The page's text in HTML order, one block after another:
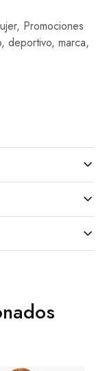
, Promociones
, deportivo, marca,